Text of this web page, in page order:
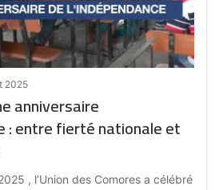
2025
anniversaire
: entre fierté nationale et
, l’Union des Comores a célébré